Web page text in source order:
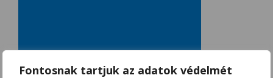
Fontosnak tartjuk az adatok védelmét